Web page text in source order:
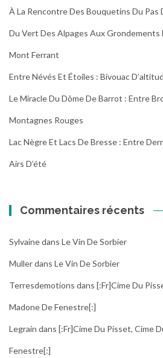
À La Rencontre Des Bouquetins Du Pas
Du Vert Des Alpages Aux Grondements
Mont Ferrant
Entre Névés Et Étoiles : Bivouac
Le Miracle Du Dôme De Barrot : Entre
Montagnes Rouges
Lac Nègre Et Lacs De Bresse : Entre
Airs D’été
Commentaires récents
Sylvainedans Le Vin De Sorbier
Mullerdans Le Vin De Sorbier
Terresdemotions dans [:fr]Cime Du
Madone De Fenestre[:]
Legrain dans [:fr]Cime Du Pisset, Cime
Fenestre[:]